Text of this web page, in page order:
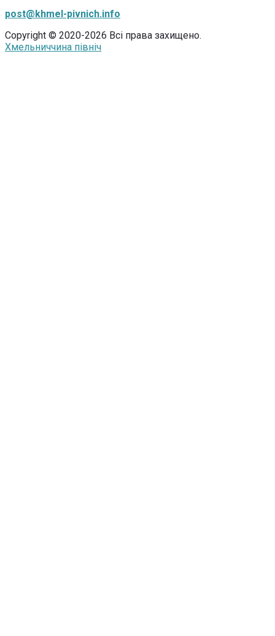
post@khmel-pivnich.info
Copyright © 2020-2026 Всі права захищено.
Хмельниччина північ